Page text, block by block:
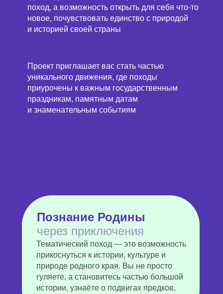
поход, а возможность открыть для себя что-то
новое, почувствовать единство с природой
и историей своей страны
Проект приглашает вас стать частью
уникального движения, где походы
приурочены к важным государственным
праздникам, памятным датам
и знаменательным событиям
Познание Родины
через приключения
Тематический поход — это возможность
прикоснуться к истории, культуре и
природе родного края. Вы не просто
гуляете, а становитесь частью большой
истории, узнаёте о подвигах предков,